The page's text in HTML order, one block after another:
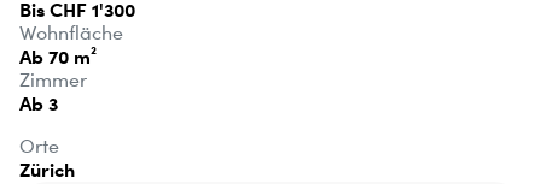
Bis CHF 1'300
Wohnfläche
Ab 70 m²
Zimmer
Ab 3
Orte
Zürich